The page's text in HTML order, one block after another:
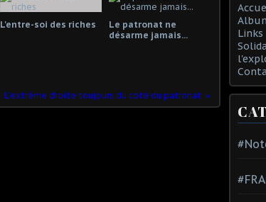
L'entre-soi des riches
Le patronat ne
désarme jamais...
L’extrême droite toujours du coté du patronat
Links